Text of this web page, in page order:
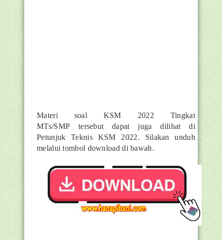
Materi soal KSM 2022 Tingkat
MTs/SMP tersebut dapat juga dilihat di
Petunjuk Teknis KSM 2022. Silakan unduh
melalui tombol download di bawah.